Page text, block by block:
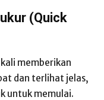
(Quick
memberikan
dan terlihat jelas,
untuk memulai.